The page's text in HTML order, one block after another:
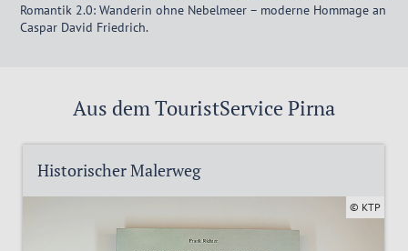
Romantik 2.0: Wanderin ohne Nebelmeer – moderne Hommage an
Caspar David Friedrich.
Aus dem TouristService Pirna
Historischer Malerweg
© KTP